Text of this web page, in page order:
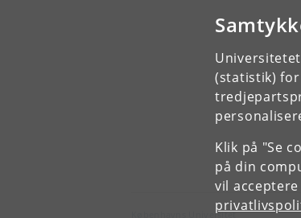
(statistik)
Klik på "Se
på din
vil
Københavns Universitet